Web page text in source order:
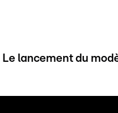
lancement du